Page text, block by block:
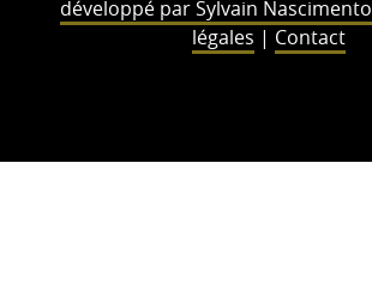
développé par Sylvain Nascimento
légales | Contact